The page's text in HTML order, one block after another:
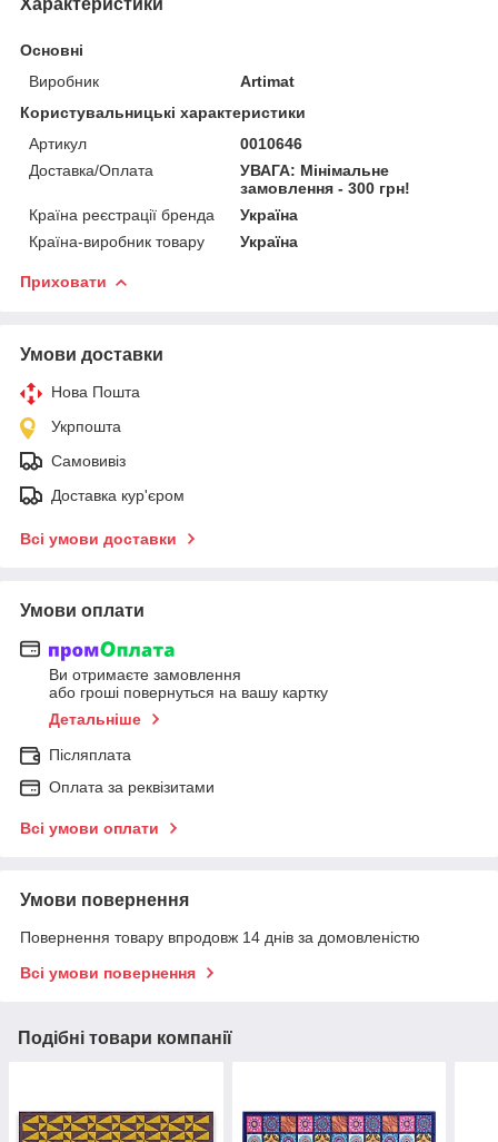
Основні
Виробник
Artimat
Користувальницькі характеристики
Артикул
0010646
Доставка/Оплата
УВАГА: Мінімальне
замовлення - 300 грн!
Країна реєстрації бренда
Україна
Країна-виробник товару
Україна
Приховати
Умови доставки
Нова Пошта
Укрпошта
Самовивіз
Доставка кур'єром
Всі умови доставки
Умови оплати
Ви отримаєте замовлення
або гроші повернуться на вашу картку
Детальніше
Післяплата
Оплата за реквізитами
Всі умови оплати
Умови повернення
Повернення товару впродовж 14 днів за домовленістю
Всі умови повернення
Подібні товари компанії